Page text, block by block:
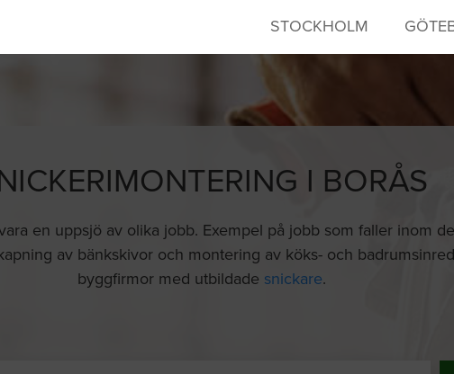
STOCKHOLM
I BORÅS
en uppsjö av olika jobb. Exempel på jobb som faller inom
av bänkskivor och montering av köks- och
byggfirmor med utbildade snickare.